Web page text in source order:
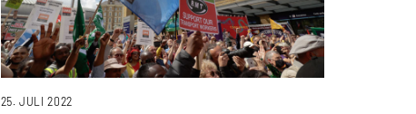
25. JULI 2022